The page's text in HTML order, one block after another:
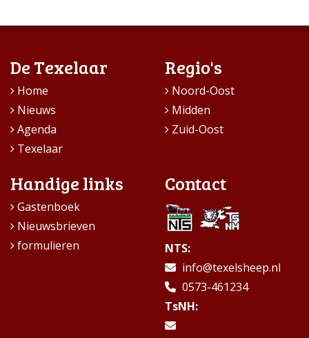
De Texelaar
Home
Nieuws
Agenda
Texelaar
Regio's
Noord-Oost
Midden
Zuid-Oost
Handige links
Gastenboek
Nieuwsbrieven
formulieren
Contact
NTS:
info@texelsheep.nl
0573-461234
TsNH: